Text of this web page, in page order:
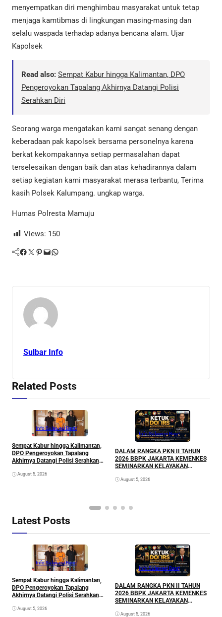
menyempatkan diri menghimbau masyarakat untuk tetap
menjaga kamtibmas di lingkungan masing-masing dan
selalu waspada terhadap adanya bencana alam. Ujar
Kapolsek
Read also: Sempat Kabur hingga Kalimantan, DPO
Pengeroyokan Tapalang Akhirnya Datangi Polisi
Serahkan Diri
Seorang warga mengatakan kami sangat senang dengan
keberadaan pak kapolsek bersama personelnya karena
berkat kekompakannya setiap permasalahan dapat
terselesaikan dengan baik dan atas kehadirannya dalam
setiap kegiatan kami masyarakat merasa terbantu, Terima
kasih Polsek Kalumpang. ungkap warga.
Humas Polresta Mamuju
Views: 150
Facebook Twitter Pinterest Mail WhatsApp
Sulbar Info
Related Posts
Info Sulawesi Barat
Sempat Kabur hingga Kalimantan,
DPO Pengeroyokan Tapalang
Akhirnya Datangi Polisi Serahkan
August 5, 2026
Info Sulawesi Barat
DALAM RANGKA PKN II TAHUN
2026 BBPK JAKARTA KEMENKES
SEMINARKAN KELAYAKAN
PERUBAHAN KETUK DOORS
August 5, 2026
Latest Posts
Info Sulawesi Barat
Sempat Kabur hingga Kalimantan,
DPO Pengeroyokan Tapalang
Akhirnya Datangi Polisi Serahkan
August 5, 2026
Info Sulawesi Barat
DALAM RANGKA PKN II TAHUN
2026 BBPK JAKARTA KEMENKES
SEMINARKAN KELAYAKAN
PERUBAHAN KETUK DOORS
August 5, 2026